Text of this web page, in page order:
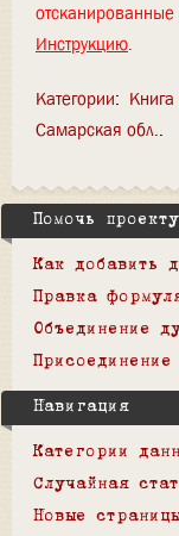
Инструкцию.
Категории:
Самарская обл.
Помочь проекту
Как добавить
Правка
Объединение
Навигация
Категории
Случайная
Новые